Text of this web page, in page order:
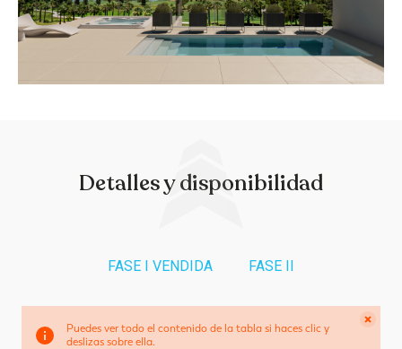
Detalles y disponibilidad
FASE I VENDIDA FASE II
Puedes ver todo el contenido de la tabla si haces clic y
deslizas sobre ella.